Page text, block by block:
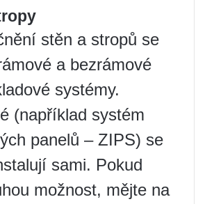
stěn a stropů se
a bezrámové
systémy.
(například systém
panelů – ZIPS) se
sami. Pokud
možnost, mějte na